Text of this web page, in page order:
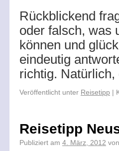
Rückblickend
oder falsch, was
können und
eindeutig
richtig.
Veröffentlicht unter Reisetipp |
Reisetipp
Publiziert am 4. März, 2012 von